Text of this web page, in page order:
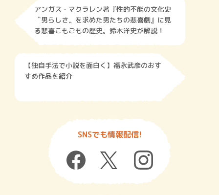
アンガス・マクラレン著『性的不能の文化史
〝男らしさ〟を求めた男たちの悲喜劇』に見
る悲喜こもごもの歴史。鈴木洋史が解説！
【独自手法で小説を面白く】福永武彦のおす
すめ作品を紹介
SNSでも情報配信!